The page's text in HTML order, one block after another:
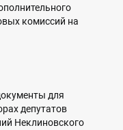
комиссий на
для
депутатов
Неклиновского